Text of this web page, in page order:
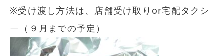
※受け渡し方法は、店舗受け取りor宅配タクシ
ー（９月までの予定）